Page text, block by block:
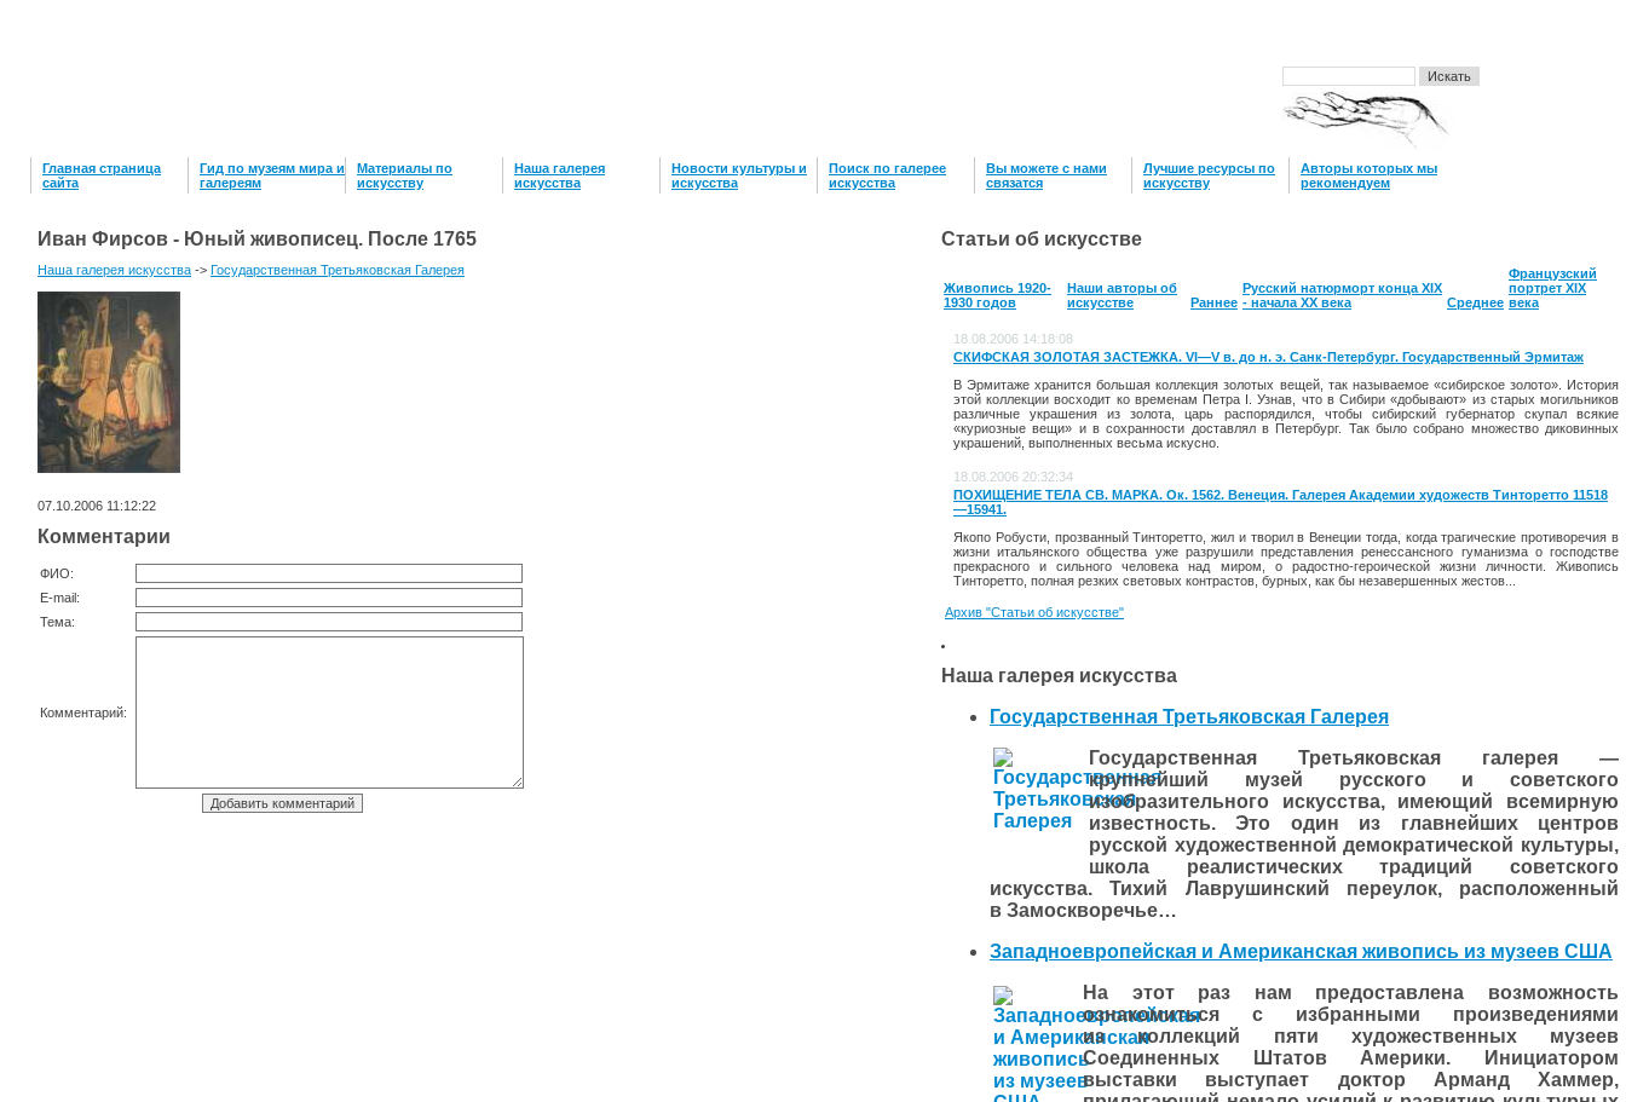
Главная страница
сайта
Гид по музеям мира и
галереям
Материалы по
искусству
Наша галерея
искусcтва
Новости культуры и
искусства
Поиск по галерее
искусства
Вы можете с нами
связатся
Лучшие ресурсы по
искусству
Авторы которых мы
рекомендуем
Иван Фирсов - Юный живописец. После 1765
Наша галерея искусства -> Государственная Третьяковская Галерея
07.10.2006 11:12:22
Комментарии
ФИО:
E-mail:
Тема:
Комментарий:
Статьи об искусстве
Живопись 1920-
1930 годов
Наши авторы об
искусстве
Раннее
Русский натюрморт конца XIX
- начала XX века
Среднее
Французский
портрет XIX
века
18.08.2006 14:18:08
СКИФСКАЯ ЗОЛОТАЯ ЗАСТЕЖКА. VI—V в. до н. э. Санк-Петербург. Государственный Эрмитаж
В Эрмитаже хранится большая коллекция золотых вещей, так называемое «си­бирское золото». История
этой коллекции восходит ко временам Петра I. Узнав, что в Сибири «добывают» из старых могильников
различные украшения из зо­лота, царь распорядился, чтобы сибирский губер­натор скупал всякие
«куриозные вещи» и в со­хранности доставлял в Петербург. Так было собрано множество диковинных
украшений, выполненных весьма искусно.
18.08.2006 20:32:34
ПОХИЩЕНИЕ ТЕЛА СВ. МАРКА. Ок. 1562. Венеция. Галерея Академии художеств Тинторетто 11518
—15941.
Якопо Робусти, прозванный Тинторетто, жил и творил в Венеции тогда, когда трагические про­тиворечия в
жизни итальянского общества уже разрушили представления ренессансного гума­низма о господстве
прекрасного и сильного чело­века над миром, о радостно-героической жизни личности. Живопись
Тинторетто, полная резких световых контрастов, бурных, как бы незавершенных жес­тов...
Архив "Статьи об искусстве"
Наша галерея искусства
Государственная Третьяковская Галерея
Государственная Третьяковская галерея —
крупнейший музей русского и советского
изобразительного искусства, имеющий всемирную
известность. Это один из главнейших центров
русской художественной демократической культуры,
школа реалистических традиций советского
искусства. Тихий Лаврушинский переулок, расположенный
в Замоскворечье…
Западноевропейская и Американская живопись из музеев США
На этот раз нам предоставлена возможность
ознакомиться с избранными произведениями
из коллекций пяти художественных музеев
Соединенных Штатов Америки. Инициатором
выставки выступает доктор Арманд Хаммер,